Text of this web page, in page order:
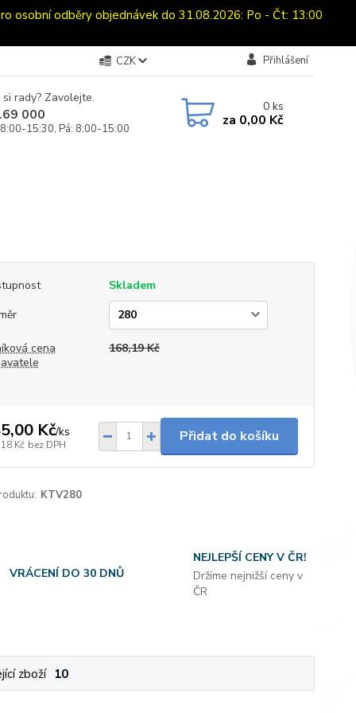
osobní odběry objednávek do 31.08.2026: Po - Čt: 13:00
CZK Přihlášení
rady? Zavolejte.
000
15:30, Pá: 8:00-15:00
0ks
za 0,00 Kč
Skladem
cena
168,19 Kč
Kč/ks
Kč bez DPH
Přidat do košíku
KTV280
VRÁCENÍ DO 30 DNŮ
NEJLEPŠÍ CENY V ČR!
Držíme nejnižší ceny v
ČR
zboží 10